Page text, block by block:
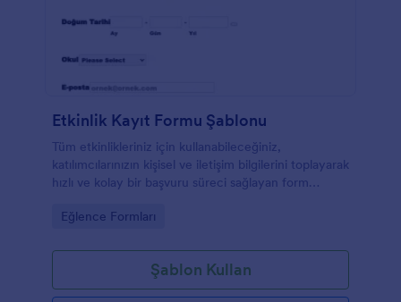
Etkinlik Kayıt Formu Şablonu
Tüm etkinlikleriniz için kullanabileceğiniz,
katılımcılarınızın kişisel ve iletişim bilgilerini toplayarak
hızlı ve kolay bir başvuru süreci sağlayan form
Go to Category:
Eğlence Formları
Şablon Kullan